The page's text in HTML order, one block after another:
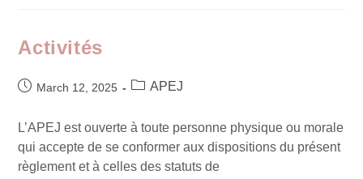
Activités
March 12, 2025 APEJ
L’APEJ est ouverte à toute personne physique ou morale
qui accepte de se conformer aux dispositions du présent
règlement et à celles des statuts de